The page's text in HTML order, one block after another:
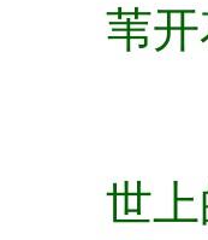
苇
世